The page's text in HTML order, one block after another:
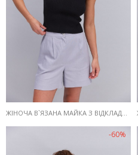
ЖІНОЧА В`ЯЗАНА МАЙКА З ВІДКЛАДНИМ КОМІРОМ ЧОРНА
-60%